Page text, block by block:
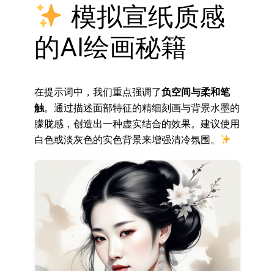
模拟宣纸质感
的AI绘画秘籍
在提示词中，我们重点强调了负空间与柔和笔
触。通过描述面部特征的精细刻画与背景水墨的
朦胧感，创造出一种虚实结合的效果。建议使用
白色或淡灰色的实色背景来增强清冷氛围。